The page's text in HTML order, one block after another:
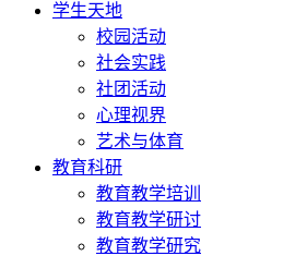
学生天地
校园活动
社会实践
社团活动
心理视界
艺术与体育
教育科研
教育教学培训
教育教学研讨
教育教学研究